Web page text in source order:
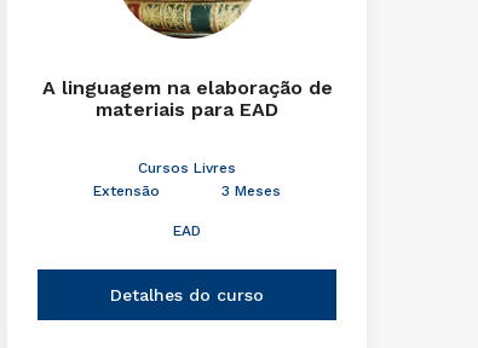
A linguagem na elaboração de
materiais para EAD
Cursos Livres
Extensão
3 Meses
EAD
Detalhes do curso